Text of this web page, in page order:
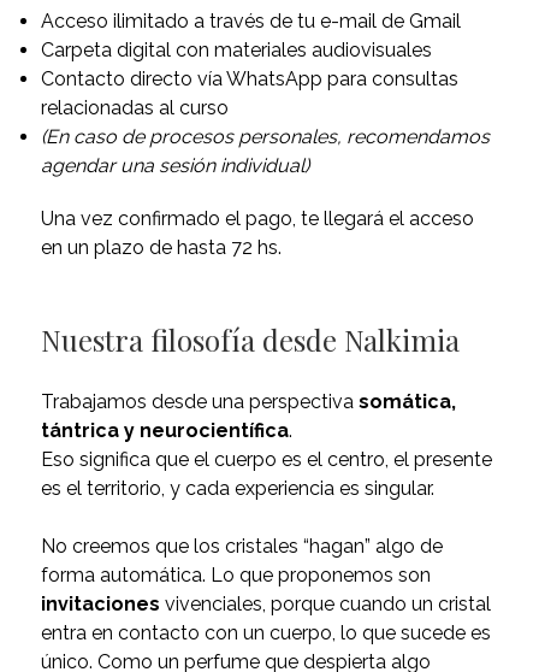
Acceso ilimitado a través de tu e-mail de Gmail
Carpeta digital con materiales audiovisuales
Contacto directo vía WhatsApp para consultas
relacionadas al curso
(En caso de procesos personales, recomendamos
agendar una sesión individual)
Una vez confirmado el pago, te llegará el acceso
en un plazo de hasta 72 hs.
Nuestra filosofía desde Nalkimia
Trabajamos desde una perspectiva somática,
tántrica y neurocientífica.
Eso significa que el cuerpo es el centro, el presente
es el territorio, y cada experiencia es singular.
No creemos que los cristales “hagan” algo de
forma automática. Lo que proponemos son
invitaciones vivenciales, porque cuando un cristal
entra en contacto con un cuerpo, lo que sucede es
único. Como un perfume que despierta algo